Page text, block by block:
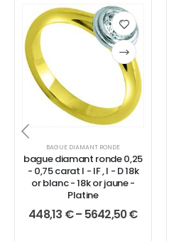
BAGUE DIAMANT RONDE
bague diamant ronde 0,25
- 0,75 carat I - IF , I - D 18k
or blanc - 18k or jaune -
Platine
448,13 €– 5642,50€